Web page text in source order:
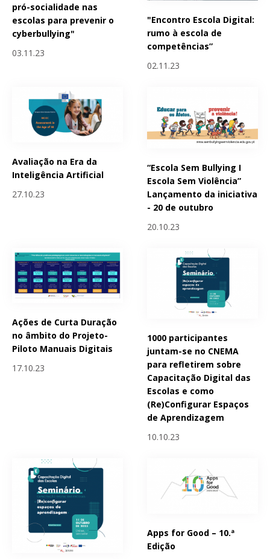
pró-socialidade nas
escolas para prevenir o
cyberbullying"
03.11.23
"Encontro Escola Digital:
rumo à escola de
competências”
02.11.23
Avaliação na Era da
Inteligência Artificial
27.10.23
“Escola Sem Bullying I
Escola Sem Violência”
Lançamento da iniciativa
- 20 de outubro
20.10.23
Ações de Curta Duração
no âmbito do Projeto-
Piloto Manuais Digitais
17.10.23
1000 participantes
juntam-se no CNEMA
para refletirem sobre
Capacitação Digital das
Escolas e como
(Re)Configurar Espaços
de Aprendizagem
10.10.23
Apps for Good – 10.ª
Edição